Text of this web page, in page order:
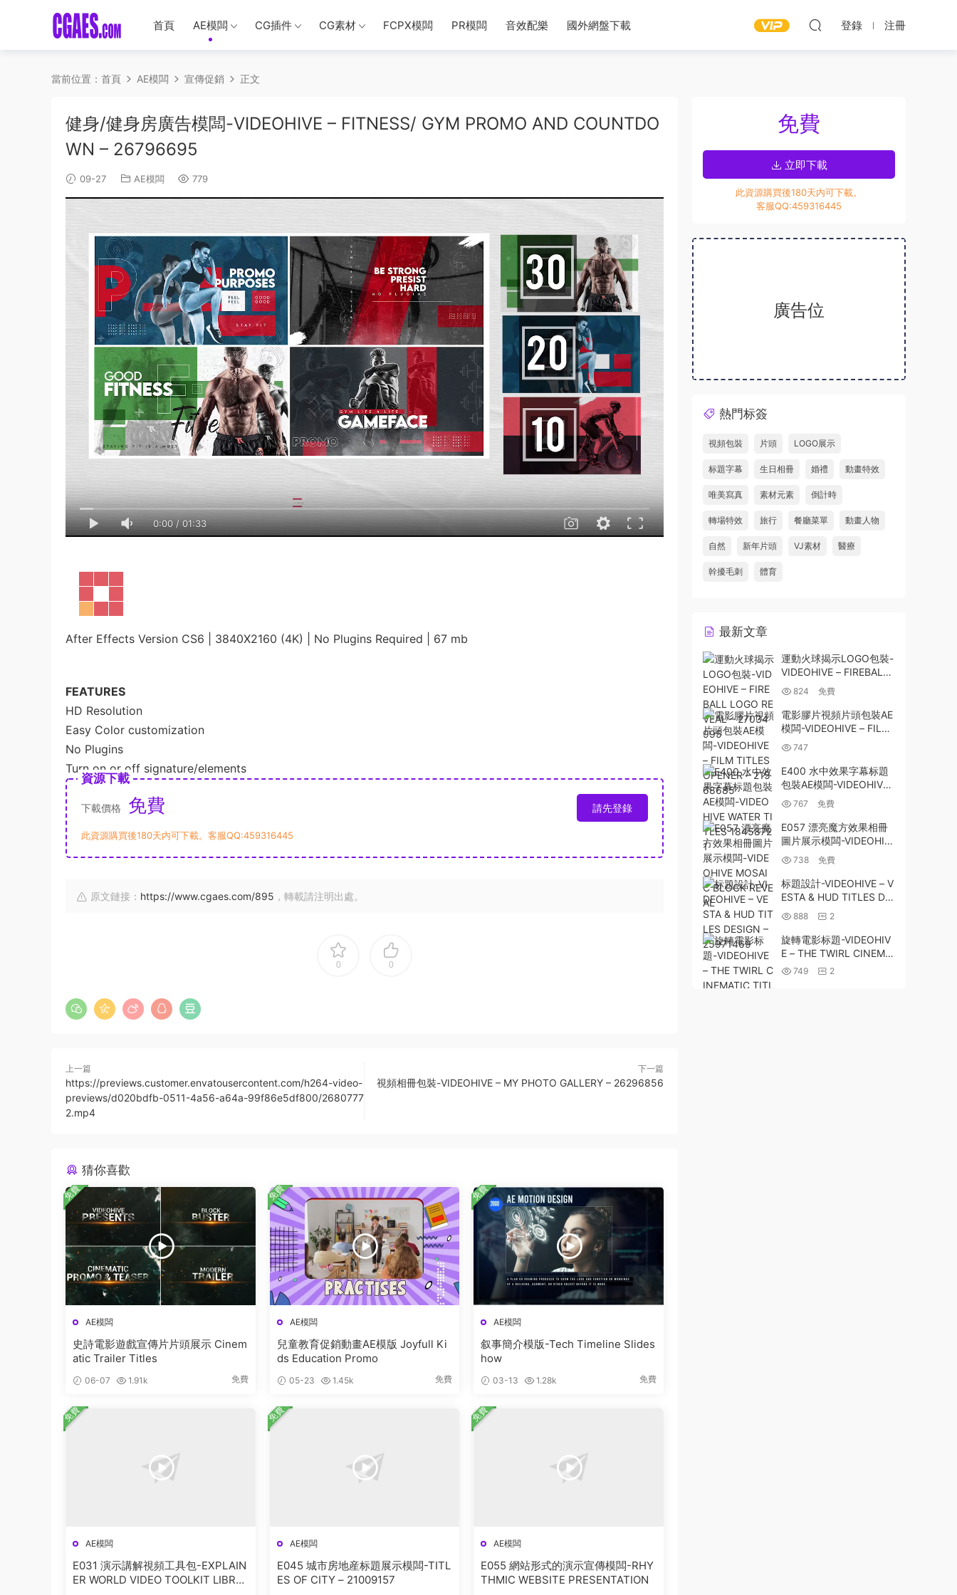
首頁 AE模闆 CG插件 CG素材 FCPX模闆 PR模闆 音效配樂 國外網盤下載 登錄 注冊
當前位置： 首頁 AE模闆 宣傳促銷 正文
健身/健身房廣告模闆-VIDEOHIVE – FITNESS/ GYM PROMO AND COUNTDO
WN – 26796695
09-27 AE模闆 779
0:00 / 01:33
After Effects Version CS6 | 3840X2160 (4K) | No Plugins Required | 67 mb
FEATURES
HD Resolution
Easy Color customization
No Plugins
Turn on or off signature/elements
資源下載
下載價格 免費 請先登錄
此資源購買後180天内可下載。客服QQ:459316445
原文鏈接： https://www.cgaes.com/895 ，轉載請注明出處。
0 0
上一篇
https://previews.customer.envatousercontent.com/h264-video-
previews/d020bdfb-0511-4a56-a64a-99f86e5df800/2680777
2.mp4
下一篇
視頻相冊包裝-VIDEOHIVE – MY PHOTO GALLERY – 26296856
猜你喜歡
AE模闆
史詩電影遊戲宣傳片片頭展示 Cinem
atic Trailer Titles
06-07 1.91k 免費
免費
AE模闆
兒童教育促銷動畫AE模版 Joyfull Ki
ds Education Promo
05-23 1.45k 免費
免費
AE模闆
叙事簡介模版-Tech Timeline Slides
how
03-13 1.28k 免費
免費
AE模闆
E031 演示講解視頻工具包-EXPLAIN
ER WORLD VIDEO TOOLKIT LIBRA
免費
AE模闆
E045 城市房地産标題展示模闆-TITL
ES OF CITY – 21009157
免費
AE模闆
E055 網站形式的演示宣傳模闆-RHY
THMIC WEBSITE PRESENTATION
免費
免費
立即下載
此資源購買後180天内可下載。
客服QQ:459316445
廣告位
熱門标簽
視頻包裝 片頭 LOGO展示
标題字幕 生日相冊 婚禮 動畫特效
唯美寫真 素材元素 倒計時
轉場特效 旅行 餐廳菜單 動畫人物
自然 新年片頭 VJ素材 醫療
幹擾毛刺 體育
最新文章
運動火球揭示LOGO包裝-
VIDEOHIVE – FIREBALL
LOGO REVEAL – 27034
995
824 免費
電影膠片視頻片頭包裝AE
模闆-VIDEOHIVE – FILM
TITLES OPENER – 2156
8685
747
E400 水中效果字幕标題
包裝AE模闆-VIDEOHIVE
WATER TITLES 1845872
1
767 免費
E057 漂亮魔方效果相冊
圖片展示模闆-VIDEOHIV
E MOSAIC BLOCK REVE
AL
738 免費
标題設計-VIDEOHIVE – V
ESTA & HUD TITLES DE
SIGN – 25971469
888 2
旋轉電影标題-VIDEOHIV
E – THE TWIRL CINEMA
TIC TITLE – 26035265
749 2